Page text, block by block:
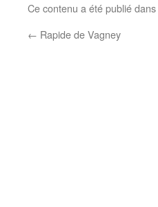
Ce contenu a été publié dans
← Rapide de Vagney